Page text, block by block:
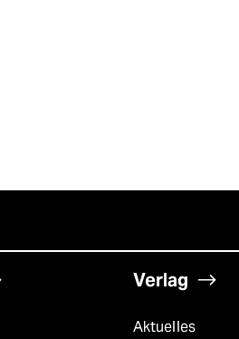
Verlag
Aktuelles